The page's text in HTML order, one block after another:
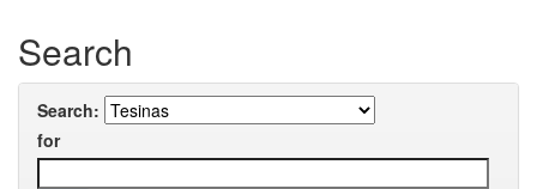
Search
Search:
for